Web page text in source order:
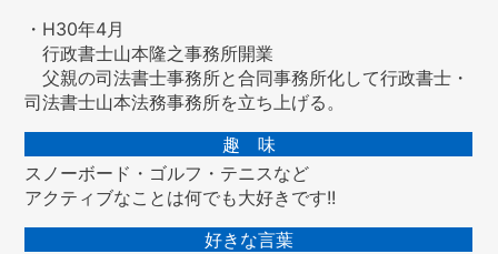
・H30年4月
行政書士山本隆之事務所開業
父親の司法書士事務所と合同事務所化して行政書士・
司法書士山本法務事務所を立ち上げる。
趣 味
スノーボード・ゴルフ・テニスなど
アクティブなことは何でも大好きです!!
好きな言葉